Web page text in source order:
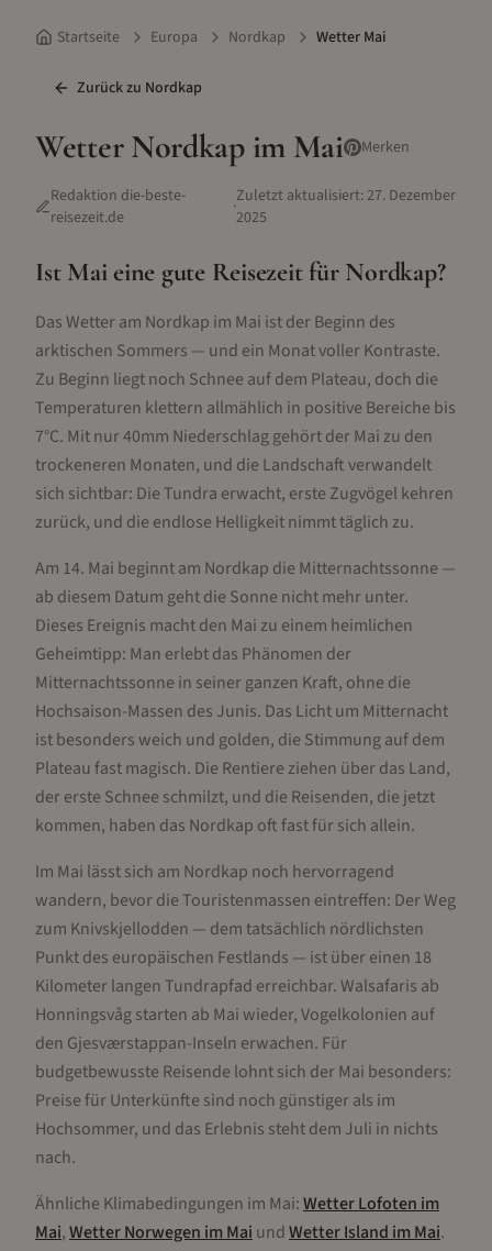
Startseite Europa Nordkap Wetter Mai
Zurück zu Nordkap
WetterNordkapim Mai Merken
Redaktion die-beste-
reisezeit.de
·Zuletzt aktualisiert:27. Dezember
2025
Ist Maieine gute Reisezeit für Nordkap?
Das Wetter am Nordkap im Mai ist der Beginn des
arktischen Sommers — und ein Monat voller Kontraste.
Zu Beginn liegt noch Schnee auf dem Plateau, doch die
Temperaturen klettern allmählich in positive Bereiche bis
7°C. Mit nur 40mm Niederschlag gehört der Mai zu den
trockeneren Monaten, und die Landschaft verwandelt
sich sichtbar: Die Tundra erwacht, erste Zugvögel kehren
zurück, und die endlose Helligkeit nimmt täglich zu.
Am 14. Mai beginnt am Nordkap die Mitternachtssonne —
ab diesem Datum geht die Sonne nicht mehr unter.
Dieses Ereignis macht den Mai zu einem heimlichen
Geheimtipp: Man erlebt das Phänomen der
Mitternachtssonne in seiner ganzen Kraft, ohne die
Hochsaison-Massen des Junis. Das Licht um Mitternacht
ist besonders weich und golden, die Stimmung auf dem
Plateau fast magisch. Die Rentiere ziehen über das Land,
der erste Schnee schmilzt, und die Reisenden, die jetzt
kommen, haben das Nordkap oft fast für sich allein.
Im Mai lässt sich am Nordkap noch hervorragend
wandern, bevor die Touristenmassen eintreffen: Der Weg
zum Knivskjellodden — dem tatsächlich nördlichsten
Punkt des europäischen Festlands — ist über einen 18
Kilometer langen Tundrapfad erreichbar. Walsafaris ab
Honningsvåg starten ab Mai wieder, Vogelkolonien auf
den Gjesværstappan-Inseln erwachen. Für
budgetbewusste Reisende lohnt sich der Mai besonders:
Preise für Unterkünfte sind noch günstiger als im
Hochsommer, und das Erlebnis steht dem Juli in nichts
nach.
Ähnliche Klimabedingungen im Mai:WetterLofoten im
Mai,WetterNorwegen imMai undWetterIsland imMai.